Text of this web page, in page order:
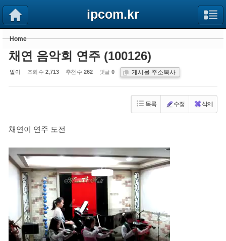
ipcom.kr
Home
채연 음악회 연주 (100126)
알이 조회 수 2,713 추천 수 262 댓글 0 게시물 주소복사
목록 수정 삭제
채연이 연주 도전